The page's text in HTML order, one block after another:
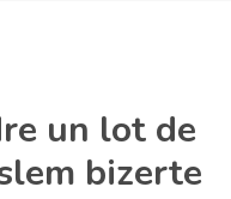
un lot de
bizerte